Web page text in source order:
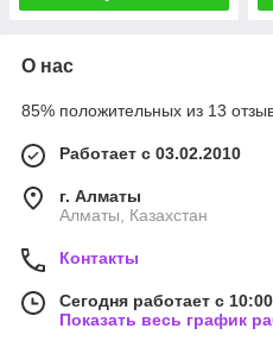
О нас
85% положительных из 13
Работает с 03.02.2010
г. Алматы
Алматы, Казахстан
Контакты
Сегодня работает с
Показать весь график